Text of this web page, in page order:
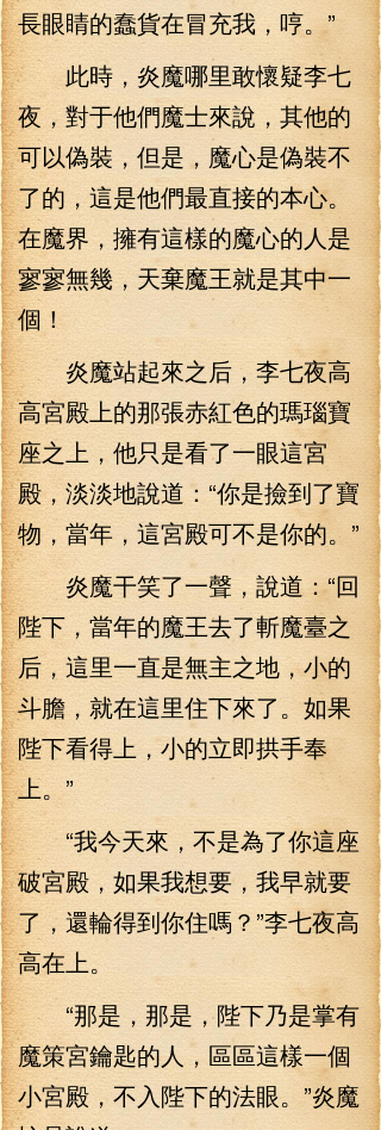
長眼睛的蠢貨在冒充我，哼。”
此時，炎魔哪里敢懷疑李七
夜，對于他們魔士來說，其他的
可以偽裝，但是，魔心是偽裝不
了的，這是他們最直接的本心。
在魔界，擁有這樣的魔心的人是
寥寥無幾，天棄魔王就是其中一
個！
炎魔站起來之后，李七夜高
高宮殿上的那張赤紅色的瑪瑙寶
座之上，他只是看了一眼這宮
殿，淡淡地說道：“你是撿到了寶
物，當年，這宮殿可不是你的。”
炎魔干笑了一聲，說道：“回
陛下，當年的魔王去了斬魔臺之
后，這里一直是無主之地，小的
斗膽，就在這里住下來了。如果
陛下看得上，小的立即拱手奉
上。”
“我今天來，不是為了你這座
破宮殿，如果我想要，我早就要
了，還輪得到你住嗎？”李七夜高
高在上。
“那是，那是，陛下乃是掌有
魔策宮鑰匙的人，區區這樣一個
小宮殿，不入陛下的法眼。”炎魔